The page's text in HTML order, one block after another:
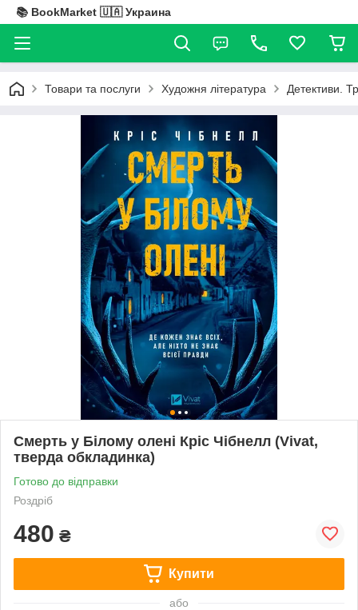
📚 BookMarket 🇺🇦 Украина
Товари та послуги Художня література Детективи.
Смерть у Білому олені Кріс Чібнелл (Vivat,
тверда обкладинка)
Готово до відправки
Роздріб
480 ₴
Купити
або